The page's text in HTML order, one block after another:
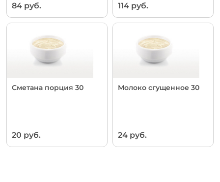
84 руб. 114 руб.
Сметана порция 30
20 руб.
Молоко сгущенное 30
24 руб.